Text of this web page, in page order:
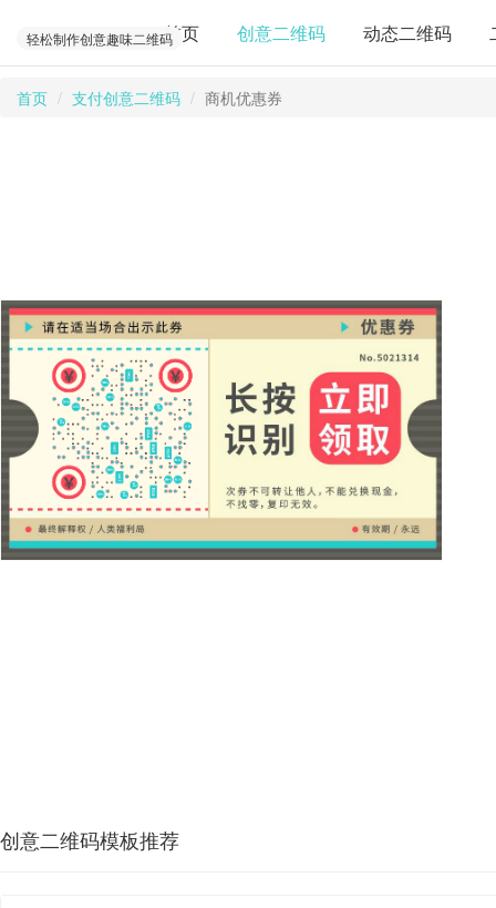
轻松制作创意趣味二维码首页 创意二维码 动态二维码
首页 支付创意二维码 商机优惠券
创意二维码模板推荐